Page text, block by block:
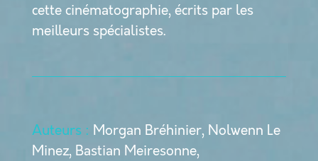
cette cinématographie, écrits par les
meilleurs spécialistes.
Auteurs : Morgan Bréhinier, Nolwenn Le
Minez, Bastian Meiresonne,